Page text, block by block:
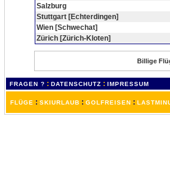
Salzburg
Stuttgart [Echterdingen]
Wien [Schwechat]
Zürich [Zürich-Kloten]
Billige
FRAGEN ? : DATENSCHUTZ : IMPRESSUM
FLÜGE : SKIURLAUB : GOLFREISEN :